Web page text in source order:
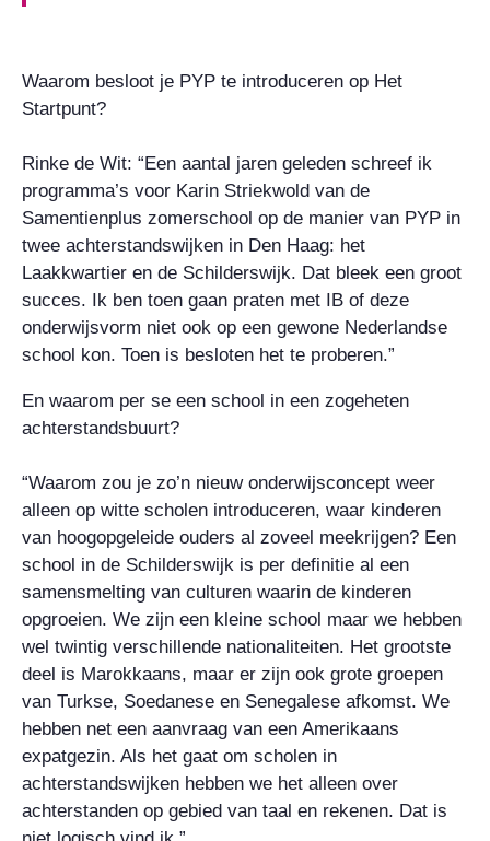
Waarom besloot je PYP te introduceren op Het
Startpunt?
Rinke de Wit: “Een aantal jaren geleden schreef ik
programma’s voor Karin Striekwold van de
Samentienplus zomerschool op de manier van PYP in
twee achterstandswijken in Den Haag: het
Laakkwartier en de Schilderswijk. Dat bleek een groot
succes. Ik ben toen gaan praten met IB of deze
onderwijsvorm niet ook op een gewone Nederlandse
school kon. Toen is besloten het te proberen.”
En waarom per se een school in een zogeheten
achterstandsbuurt?
“Waarom zou je zo’n nieuw onderwijsconcept weer
alleen op witte scholen introduceren, waar kinderen
van hoogopgeleide ouders al zoveel meekrijgen? Een
school in de Schilderswijk is per definitie al een
samensmelting van culturen waarin de kinderen
opgroeien. We zijn een kleine school maar we hebben
wel twintig verschillende nationaliteiten. Het grootste
deel is Marokkaans, maar er zijn ook grote groepen
van Turkse, Soedanese en Senegalese afkomst. We
hebben net een aanvraag van een Amerikaans
expatgezin. Als het gaat om scholen in
achterstandswijken hebben we het alleen over
achterstanden op gebied van taal en rekenen. Dat is